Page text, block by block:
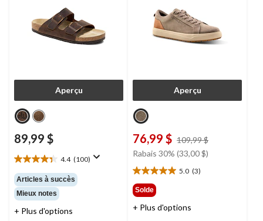
Aperçu
89,99 $
4.4 (100)
4.4
étoile(s)
sur
5.
100
Articles à succès
Mieux notes
+ Plus d'options
Aperçu
76,99 $ 109,99 $
Rabais 30% (33,00 $)
5.0 (3)
5.0
étoile(s)
sur
5.
Solde
+ Plus d'options